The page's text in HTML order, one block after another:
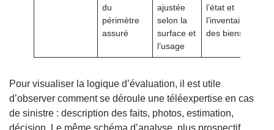
du
périmètre
assuré
ajustée
selon la
surface et
l’usage
l’état et
l’inventaire
des biens
Pour visualiser la logique d’évaluation, il est utile
d’observer comment se déroule une téléexpertise en cas
de sinistre : description des faits, photos, estimation,
décision. Le même schéma d’analyse, plus prospectif,